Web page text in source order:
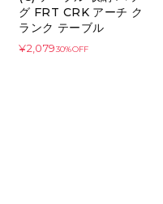
グ FRT CRK アーチ ク
ランク テーブル
¥2,07930%OFF